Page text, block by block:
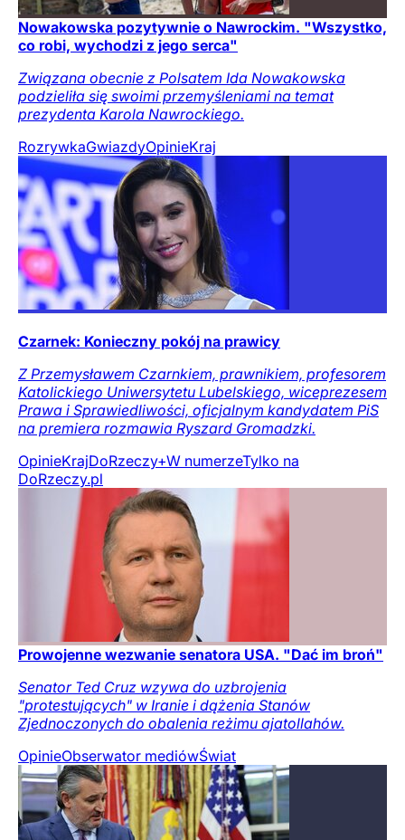
Nowakowska pozytywnie o Nawrockim. "Wszystko,
co robi, wychodzi z jego serca"
Związana obecnie z Polsatem Ida Nowakowska
podzieliła się swoimi przemyśleniami na temat
prezydenta Karola Nawrockiego.
RozrywkaGwiazdyOpinieKraj
Czarnek: Konieczny pokój na prawicy
Z Przemysławem Czarnkiem, prawnikiem, profesorem
Katolickiego Uniwersytetu Lubelskiego, wiceprezesem
Prawa i Sprawiedliwości, oficjalnym kandydatem PiS
na premiera rozmawia Ryszard Gromadzki.
OpinieKrajDoRzeczy+W numerzeTylko na
DoRzeczy.pl
Prowojenne wezwanie senatora USA. "Dać im broń"
Senator Ted Cruz wzywa do uzbrojenia
"protestujących" w Iranie i dążenia Stanów
Zjednoczonych do obalenia reżimu ajatollahów.
OpinieObserwator mediówŚwiat